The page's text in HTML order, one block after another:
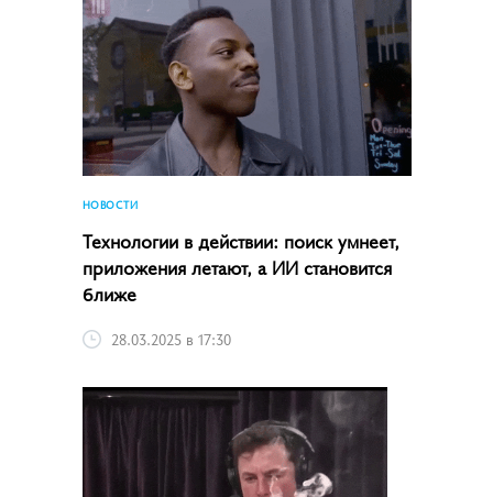
НОВОСТИ
Технологии в действии: поиск умнеет,
приложения летают, а ИИ становится
ближе
28.03.2025 в 17:30